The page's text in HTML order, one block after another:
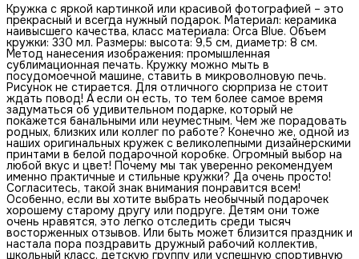
Кружка с яркой картинкой или красивой фотографией – это
прекрасный и всегда нужный подарок. Материал: керамика
наивысшего качества, класс материала: Orca Blue. Объем
кружки: 330 мл. Размеры: высота: 9,5 см, диаметр: 8 см.
Метод нанесения изображения: промышленная
сублимационная печать. Кружку можно мыть в
посудомоечной машине, ставить в микроволновую печь.
Рисунок не стирается. Для отличного сюрприза не стоит
ждать повод! А если он есть, то тем более самое время
задуматься об удивительном подарке, который не
покажется банальными или неуместным. Чем же порадовать
родных, близких или коллег по работе? Конечно же, одной из
наших оригинальных кружек с великолепными дизайнерскими
принтами в белой подарочной коробке. Огромный выбор на
любой вкус и цвет! Почему мы так уверенно рекомендуем
именно практичные и стильные кружки? Да очень просто!
Согласитесь, такой знак внимания понравится всем!
Особенно, если вы хотите выбрать необычный подарочек
хорошему старому другу или подруге. Детям они тоже
очень нравятся, это легко отследить среди тысяч
восторженных отзывов. Или быть может близится праздник и
настала пора поздравить дружный рабочий коллектив,
школьный класс, детскую группу или успешную спортивную